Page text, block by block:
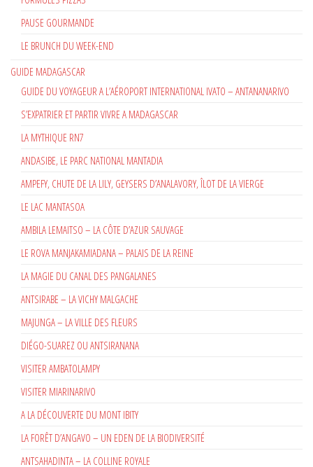
PAUSE GOURMANDE
LE BRUNCH DU WEEK-END
GUIDE MADAGASCAR
GUIDE DU VOYAGEUR A L’AÉROPORT INTERNATIONAL IVATO – ANTANANARIVO
S’EXPATRIER ET PARTIR VIVRE A MADAGASCAR
LA MYTHIQUE RN7
ANDASIBE, LE PARC NATIONAL MANTADIA
AMPEFY, CHUTE DE LA LILY, GEYSERS D’ANALAVORY, ÎLOT DE LA VIERGE
LE LAC MANTASOA
AMBILA LEMAITSO – LA CÔTE D’AZUR SAUVAGE
LE ROVA MANJAKAMIADANA – PALAIS DE LA REINE
LA MAGIE DU CANAL DES PANGALANES
ANTSIRABE – LA VICHY MALGACHE
MAJUNGA – LA VILLE DES FLEURS
DIÉGO-SUAREZ OU ANTSIRANANA
VISITER AMBATOLAMPY
VISITER MIARINARIVO
A LA DÉCOUVERTE DU MONT IBITY
LA FORÊT D’ANGAVO – UN EDEN DE LA BIODIVERSITÉ
ANTSAHADINTA – LA COLLINE ROYALE